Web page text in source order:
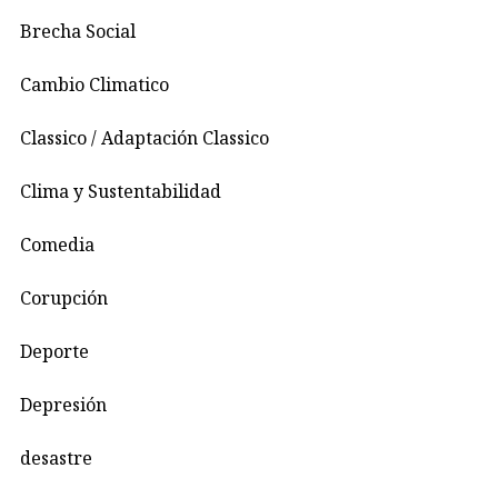
Brecha Social
Cambio Climatico
Classico / Adaptación Classico
Clima y Sustentabilidad
Comedia
Corupción
Deporte
Depresión
desastre